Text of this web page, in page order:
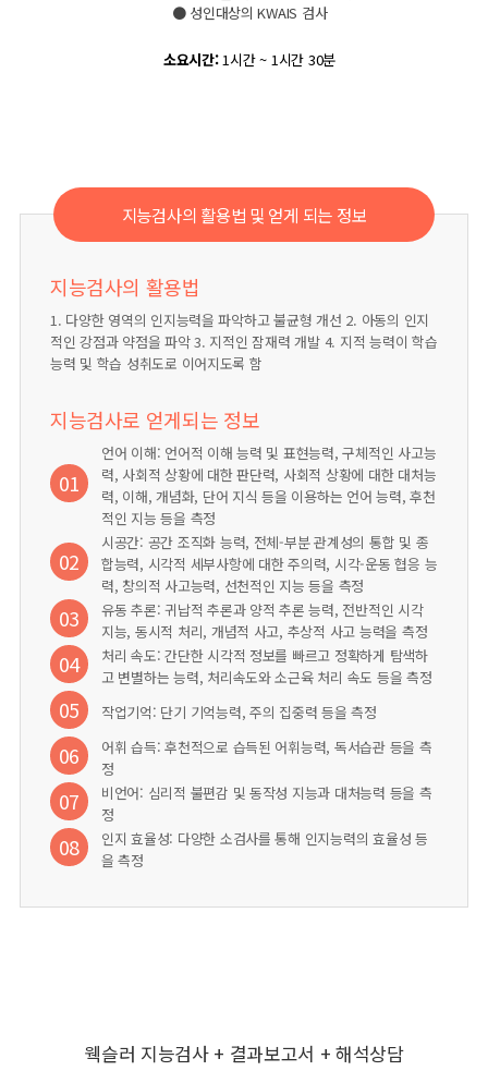
● 성인대상의 KWAIS 검사
소요시간:1시간 ~ 1시간 30분
지능검사의 활용법 및 얻게 되는 정보
지능검사의 활용법
1. 다양한 영역의 인지능력을 파악하고 불균형 개선 2. 아동의 인지
적인 강점과 약점을 파악 3. 지적인 잠재력 개발 4. 지적 능력이 학습
능력 및 학습 성취도로 이어지도록 함
지능검사로 얻게되는 정보
01
언어 이해: 언어적 이해 능력 및 표현능력, 구체적인 사고능
력, 사회적 상황에 대한 판단력, 사회적 상황에 대한 대처능
력, 이해, 개념화, 단어 지식 등을 이용하는 언어 능력, 후천
적인 지능 등을 측정
02
시공간: 공간 조직화 능력, 전체-부분 관계성의 통합 및 종
합능력, 시각적 세부사항에 대한 주의력, 시각-운동 협응 능
력, 창의적 사고능력, 선천적인 지능 등을 측정
03
유동 추론: 귀납적 추론과 양적 추론 능력, 전반적인 시각
지능, 동시적 처리, 개념적 사고, 추상적 사고 능력을 측정
04
처리 속도: 간단한 시각적 정보를 빠르고 정확하게 탐색하
고 변별하는 능력, 처리속도와 소근육 처리 속도 등을 측정
05 작업기억: 단기 기억능력, 주의 집중력 등을 측정
06
어휘 습득: 후천적으로 습득된 어휘능력, 독서습관 등을 측
정
07
비언어: 심리적 불편감 및 동작성 지능과 대처능력 등을 측
정
08
인지 효율성: 다양한 소검사를 통해 인지능력의 효율성 등
을 측정
웩슬러 지능검사 + 결과보고서 + 해석상담